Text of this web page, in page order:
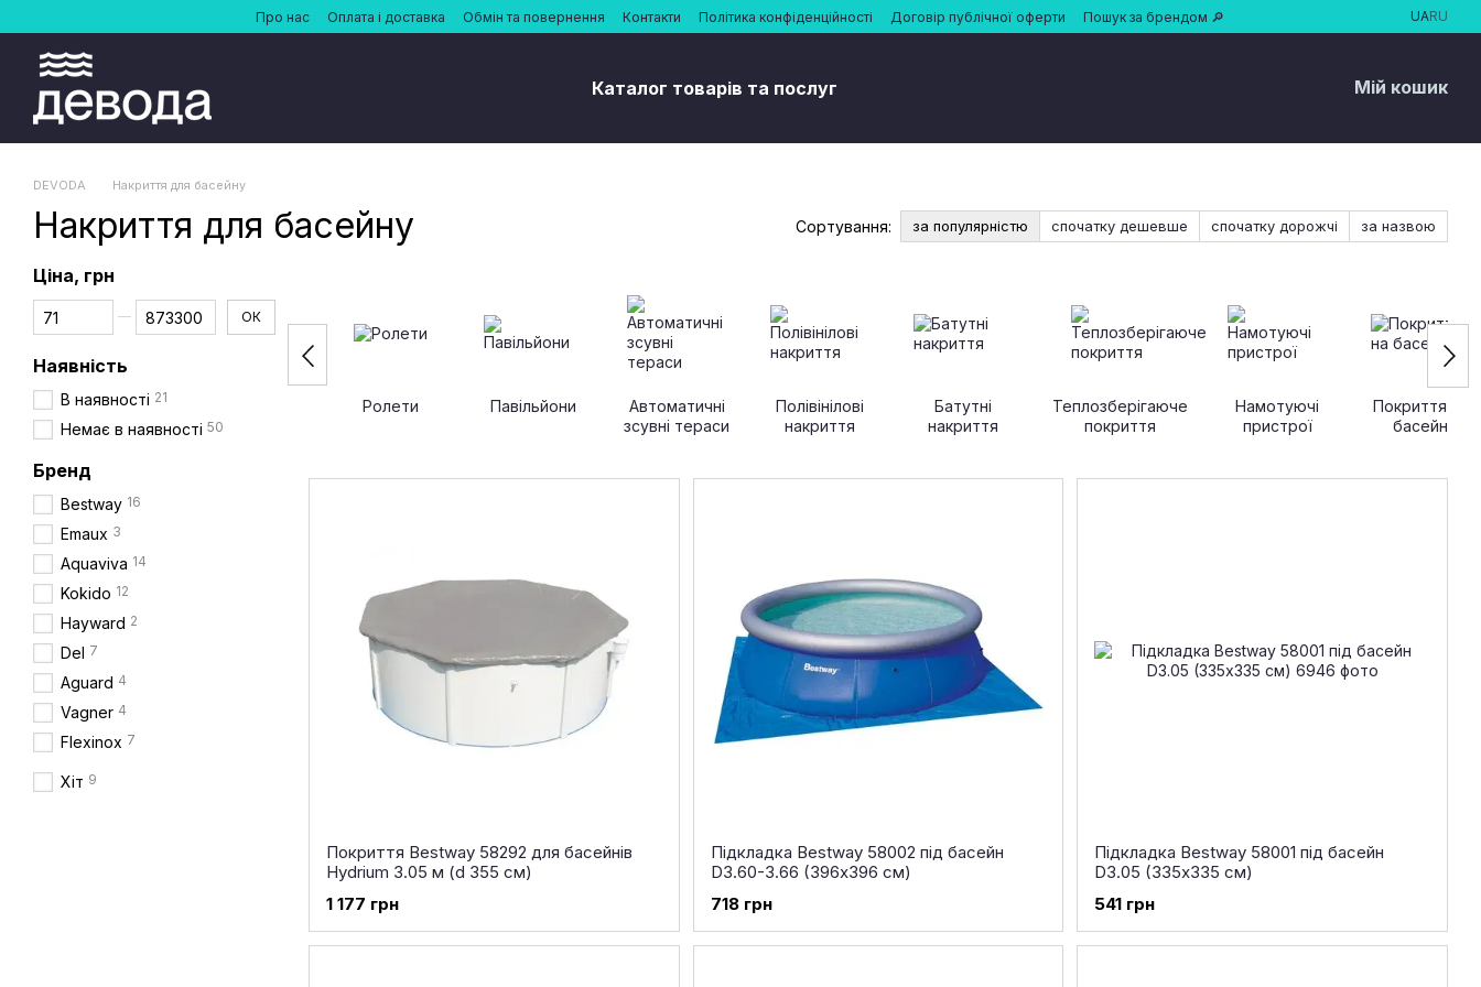
Перейти до основного контентуПро нас Оплата і доставка Обмін та повернення Контакти Політика конфіденційності Договір публічної оферти Пошук за брендом 🔎 UARU
Каталог товарів та послуг Мій кошик
DEVODA Накриття для басейну
Накриття для басейну Сортування: за популярністю спочатку дешевше спочатку дорожчі за назвою
Ролети Павільйони
Автоматичні
зсувні тераси
Полівінілові
накриття
Батутні
накриття
Теплозберігаюче
покриття
Намотуючі
пристрої
Покриття на
басейн
Покриття Bestway 58292 для басейнів
Hydrium 3.05 м (d 355 см)
1 177 грн
Підкладка Bestway 58002 під басейн
D3.60-3.66 (396х396 см)
718 грн
Підкладка Bestway 58001 під басейн
D3.05 (335х335 см)
541 грн
Ціна, грн
Від Ціна, грн
До Ціна, грн ОК
Наявність
В наявності 21
Немає в наявності 50
Бренд
Bestway 16
Emaux 3
Aquaviva 14
Kokido 12
Hayward 2
Del 7
Aguard 4
Vagner 4
Flexinox 7
Хіт 9